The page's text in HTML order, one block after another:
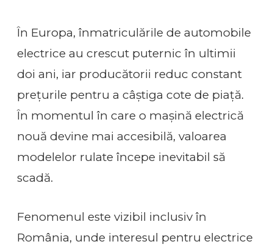
În Europa, înmatriculările de automobile
electrice au crescut puternic în ultimii
doi ani, iar producătorii reduc constant
prețurile pentru a câștiga cote de piață.
În momentul în care o mașină electrică
nouă devine mai accesibilă, valoarea
modelelor rulate începe inevitabil să
scadă.
Fenomenul este vizibil inclusiv în
România, unde interesul pentru electrice